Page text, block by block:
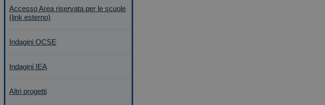
Accesso Area riservata per le scuole
(link esterno)
Indagini OCSE
Indagini IEA
Altri progetti